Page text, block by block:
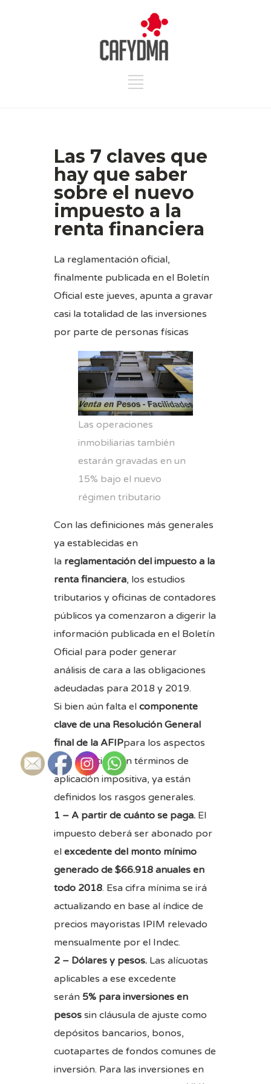
Las 7 claves que
hay que saber
sobre el nuevo
impuesto a la
renta financiera
La reglamentación oficial,
finalmente publicada en el Boletín
Oficial este jueves, apunta a gravar
casi la totalidad de las inversiones
por parte de personas físicas
Las operaciones
inmobiliarias también
estarán gravadas en un
15% bajo el nuevo
régimen tributario
Con las definiciones más generales
ya establecidas en
la reglamentación del impuesto a la
renta financiera, los estudios
tributarios y oficinas de contadores
públicos ya comenzaron a digerir la
información publicada en el Boletín
Oficial para poder generar
análisis de cara a las obligaciones
adeudadas para 2018 y 2019.
Si bien aún falta el componente
clave de una Resolución General
final de la AFIPpara los aspectos
más logísticos en términos de
aplicación impositiva, ya están
definidos los rasgos generales.
1 – A partir de cuánto se paga. El
impuesto deberá ser abonado por
el excedente del monto mínimo
generado de $66.918 anuales en
todo 2018. Esa cifra mínima se irá
actualizando en base al índice de
precios mayoristas IPIM relevado
mensualmente por el Indec.
2 – Dólares y pesos. Las alícuotas
aplicables a ese excedente
serán 5% para inversiones en
pesos sin cláusula de ajuste como
depósitos bancarios, bonos,
cuotapartes de fondos comunes de
inversión. Para las inversiones en